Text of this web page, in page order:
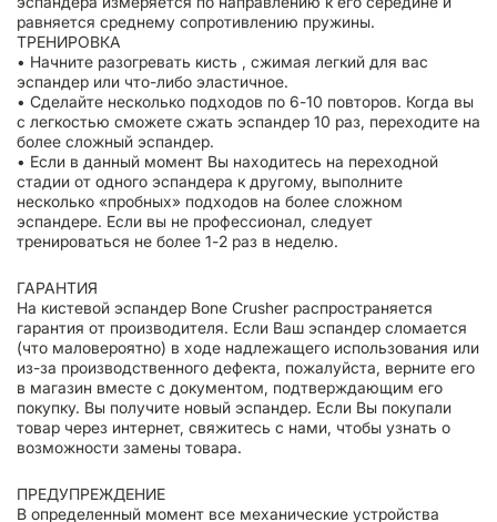
равняется среднему сопротивлению пружины.
ТРЕНИРОВКА
• Начните разогревать кисть , сжимая легкий для вас
эспандер или что-либо эластичное.
• Сделайте несколько подходов по 6-10 повторов. Когда вы
с легкостью сможете сжать эспандер 10 раз, переходите на
более сложный эспандер.
• Если в данный момент Вы находитесь на переходной
стадии от одного эспандера к другому, выполните
несколько «пробных» подходов на более сложном
эспандере. Если вы не профессионал, следует
тренироваться не более 1-2 раз в неделю.
ГАРАНТИЯ
На кистевой эспандер Bone Crusher распространяется
гарантия от производителя. Если Ваш эспандер сломается
(что маловероятно) в ходе надлежащего использования или
из-за производственного дефекта, пожалуйста, верните его
в магазин вместе с документом, подтверждающим его
покупку. Вы получите новый эспандер. Если Вы покупали
товар через интернет, свяжитесь с нами, чтобы узнать о
возможности замены товара.
ПРЕДУПРЕЖДЕНИЕ
В определенный момент все механические устройства